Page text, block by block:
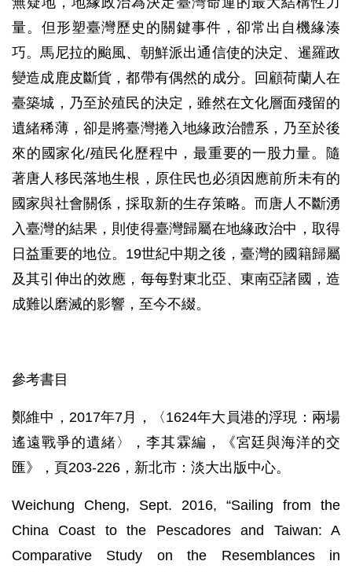
量。但形塑臺灣歷史的關鍵事件，卻常出自機緣湊
巧。馬尼拉的颱風、朝鮮派出通信使的決定、暹羅政
變造成鹿皮斷貨，都帶有偶然的成分。回顧荷蘭人在
臺築城，乃至於殖民的決定，雖然在文化層面殘留的
遺緒稀薄，卻是將臺灣捲入地緣政治體系，乃至於後
來的國家化/殖民化歷程中，最重要的一股力量。隨
著唐人移民落地生根，原住民也必須因應前所未有的
國家與社會關係，採取新的生存策略。而唐人不斷湧
入臺灣的結果，則使得臺灣歸屬在地緣政治中，取得
日益重要的地位。19世紀中期之後，臺灣的國籍歸屬
及其引伸出的效應，每每對東北亞、東南亞諸國，造
成難以磨滅的影響，至今不綴。
參考書目
鄭維中，2017年7月，〈1624年大員港的浮現：兩場
遙遠戰爭的遺緒〉，李其霖編，《宮廷與海洋的交
匯》，頁203-226，新北市：淡大出版中心。
Weichung Cheng, Sept. 2016, “Sailing from the
China Coast to the Pescadores and Taiwan: A
Comparative Study on the Resemblances in